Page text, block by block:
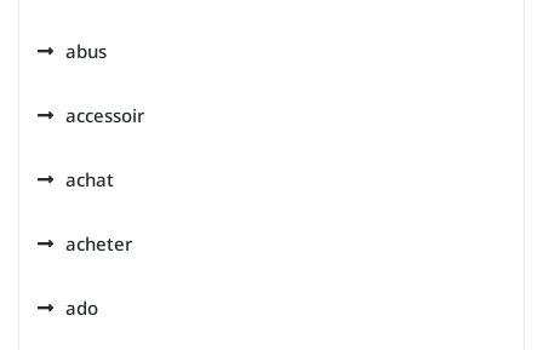
abus
accessoir
achat
acheter
ado